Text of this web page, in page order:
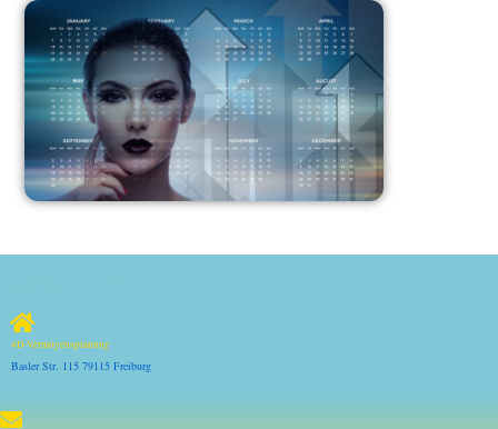
4D-Vermögensplanung
Basler Str. 115 79115 Freiburg